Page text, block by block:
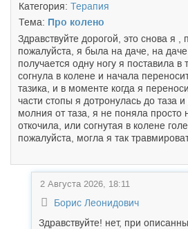
Категория: Терапия
Тема: Про колено
Здравствуйте дорогой, это снова я ,
пожалуйста, я была на даче, на
получается одну ногу я поставила в
согнула в колене и начала
тазика, и в моменте когда я
части стопы я дотронулась до таза и
молния от таза, я не поняла просто
откочила, или согнутая в колене
пожалуйста, могла я так
2 Августа 2026, 18:11
Борис Леонидович
Здравствуйте! нет, при